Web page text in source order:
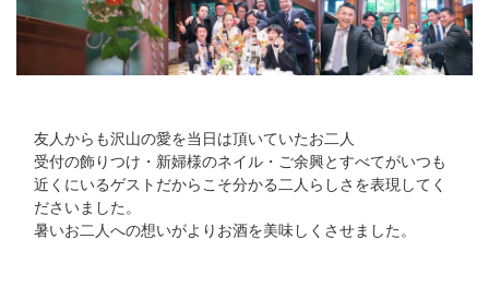
友人からも沢山の愛を当日は頂いていたお二人
受付の飾りつけ・新婦様のネイル・ご余興とすべてがいつも
近くにいるゲストだからこそ分かる二人らしさを表現してく
ださいました。
暑いお二人への想いがよりお酒を美味しくさせました。